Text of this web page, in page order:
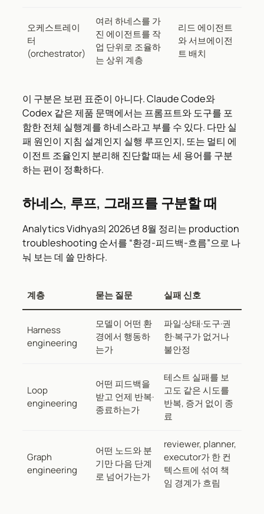
오케스트레이
터
(orchestrator)
여러 하네스를 가
진 에이전트를 작
업 단위로 조율하
는 상위 계층
리드 에이전트
와 서브에이전
트 배치
이 구분은 보편 표준이 아니다. Claude Code와
Codex 같은 제품 문맥에서는 프롬프트와 도구를 포
함한 전체 실행계를 하네스라고 부를 수 있다. 다만 실
패 원인이 지침 설계인지 실행 루프인지, 또는 멀티 에
이전트 조율인지 분리해 진단할 때는 세 용어를 구분
하는 편이 정확하다.
하네스, 루프, 그래프를 구분할 때
Analytics Vidhya의 2026년 8월 정리는 production
troubleshooting 순서를 “환경-피드백-흐름”으로 나
눠 보는 데 쓸 만하다.
계층 묻는 질문 실패 신호
Harness
engineering
모델이 어떤 환
경에서 행동하
는가
파일·상태·도구·권
한·복구가 없거나
불안정
Loop
engineering
어떤 피드백을
받고 언제 반복·
종료하는가
테스트 실패를 보
고도 같은 시도를
반복, 증거 없이 종
료
Graph
engineering
어떤 노드와 분
기만 다음 단계
로 넘어가는가
reviewer, planner,
executor가 한 컨
텍스트에 섞여 책
임 경계가 흐림